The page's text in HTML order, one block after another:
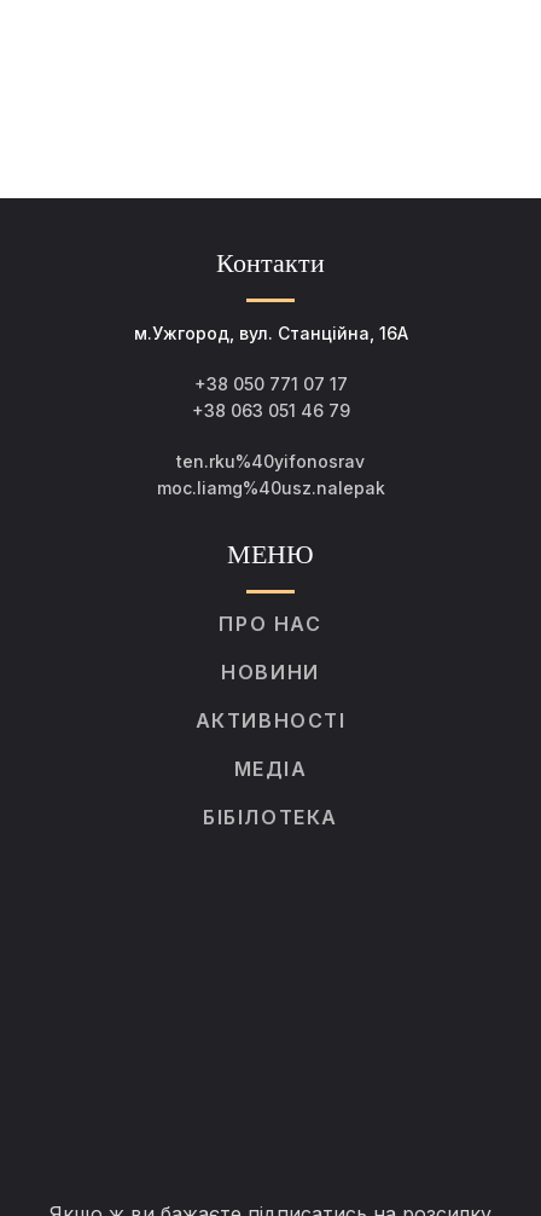
Контакти
м.Ужгород, вул. Станційна, 16А
+38 050 771 07 17
+38 063 051 46 79
ten.rku%40yifonosrav
moc.liamg%40usz.nalepak
МЕНЮ
ПРО НАС
НОВИНИ
АКТИВНОСТІ
МЕДІА
БІБІЛОТЕКА